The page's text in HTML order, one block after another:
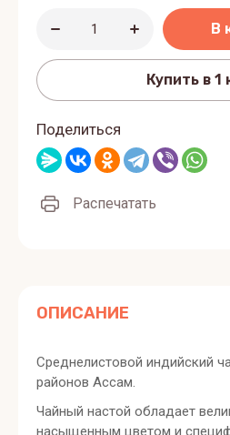
В
Купить в 1
Поделиться
Распечатать
ОПИСАНИЕ
Среднелистовой индийский
районов Ассам.
Чайный настой обладает
насыщенным цветом и